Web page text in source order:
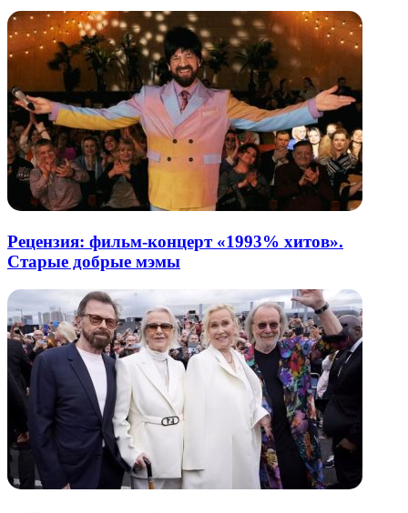
Рецензия: фильм-концерт «1993% хитов».
Старые добрые мэмы